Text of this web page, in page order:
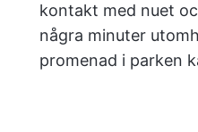
kontakt med nuet
några minuter
promenad i parken